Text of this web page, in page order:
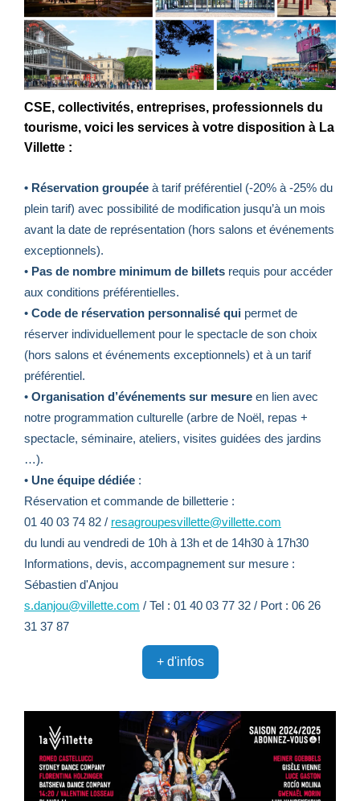
CSE, collectivités, entreprises, professionnels du
tourisme, voici les services à votre disposition à La
Villette :
• Réservation groupée à tarif préférentiel (-20% à -25% du
plein tarif) avec possibilité de modification jusqu’à un mois
avant la date de représentation (hors salons et événements
exceptionnels).
• Pas de nombre minimum de billets requis pour accéder
aux conditions préférentielles.
• Code de réservation personnalisé qui permet de
réserver individuellement pour le spectacle de son choix
(hors salons et événements exceptionnels) et à un tarif
préférentiel.
• Organisation d’événements sur mesure en lien avec
notre programmation culturelle (arbre de Noël, repas +
spectacle, séminaire, ateliers, visites guidées des jardins
…).
• Une équipe dédiée :
Réservation et commande de billetterie :
01 40 03 74 82 / resagroupesvillette@villette.com
du lundi au vendredi de 10h à 13h et de 14h30 à 17h30
Informations, devis, accompagnement sur mesure :
Sébastien d'Anjou
s.danjou@villette.com / Tel : 01 40 03 77 32 / Port : 06 26
31 37 87
+ d'infos